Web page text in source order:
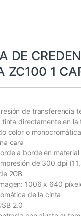
DE
ZC100 1
de transferencia
tinta directamente en la
color o monocromática
cara
a borde en
de 300 dpi
2GB
1006 x 640
de la cinta
2.0